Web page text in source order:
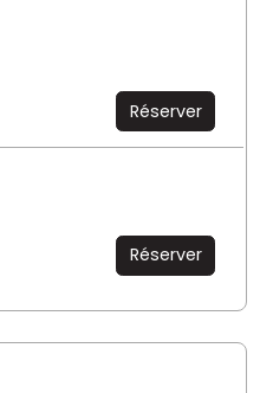
Réserver
Réserver